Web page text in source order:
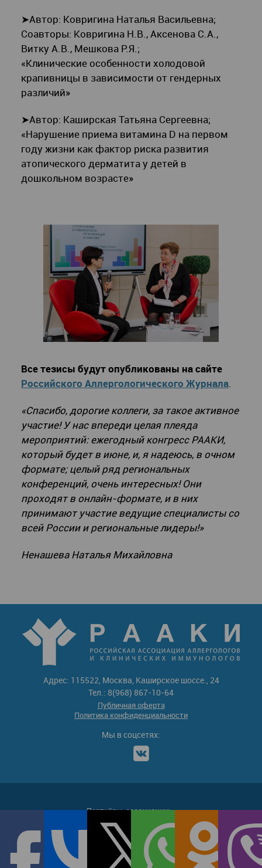
➤Автор: Ковригина Наталья Васильевна;
Соавторы: Ковригина Н.В., Аксенова С.А.,
Витку А.В., Мешкова Р.Я.;
«Клинические особенности холодовой
крапивницы в зависимости от гендерных
различий»
➤Автор: Каширская Татьяна Сергеевна;
«Нарушение приема витамина D на первом
году жизни как фактор риска развития
атопического дерматита у детей в
дошкольном возрасте»
Все тезисы будут опубликованы на сайте
Российского Аллергологического Журнала
«Спасибо, дорогие коллеги, за такое активное
участие! У нас впереди целая плеяда
мероприятий: ежегодный конгресс РААКИ,
который будет в июне, и, я надеюсь, в очном
формате; целый ряд региональных
конференций, очень интересных! Они
проходят в онлайн-формате, и в них
принимают участие ведущие специалисты со
всей России и региональные лидеры!»
Ненашева Наталья Михайловна
Адрес: 115522, Москва, Каширское шоссе., 24
Тел.: 8(968) 867-10-64
Публичная оферта
Политика конфиденциальности
Мы в соцсетях:
Партнёры-ассоциации: